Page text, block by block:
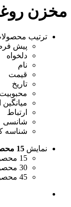
مخزن
ترتیب
پیش
دلخواه
نام
قیمت
تاریخ
میانگین
ارتباط
شانسی
شناسه
نمایش 15 محصول در هر صفحه
15 محصول در هر صفحه
30 محصول در هر صفحه
45 محصول در هر صفحه